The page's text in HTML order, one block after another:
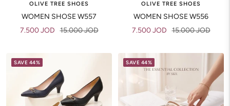
OLIVE TREE SHOES
WOMEN SHOSE W557
Sale
7.500 JOD Regular
15.000 JOD
OLIVE TREE SHOES
WOMEN SHOSE W556
Sale
7.500 JOD Regular
15.000 JOD
SAVE 44% SAVE 44%